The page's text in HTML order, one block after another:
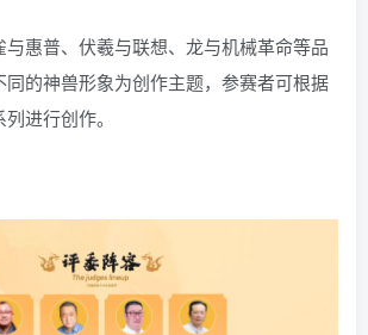
与惠普、伏羲与联想、龙与机械革命等品
同的神兽形象为创作主题，参赛者可根据
进行创作。